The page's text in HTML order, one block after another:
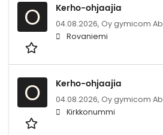
O Kerho-ohjaajia
04.08.2026, Oy gymicom Ab
Rovaniemi
O Kerho-ohjaajia
04.08.2026, Oy gymicom Ab
Kirkkonummi